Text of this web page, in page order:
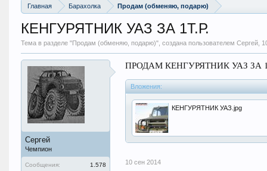
Главная Барахолка Продам (обменяю, подарю)
КЕНГУРЯТНИК УАЗ ЗА 1Т.Р.
Тема в разделе "Продам (обменяю, подарю)", создана пользователем Сергей,
Сергей
Чемпион
Сообщения:
1.578
ПРОДАМ КЕНГУРЯТНИК УАЗ ЗА
Вложения:
КЕНГУРЯТНИК УАЗ.jpg
10 сен 2014